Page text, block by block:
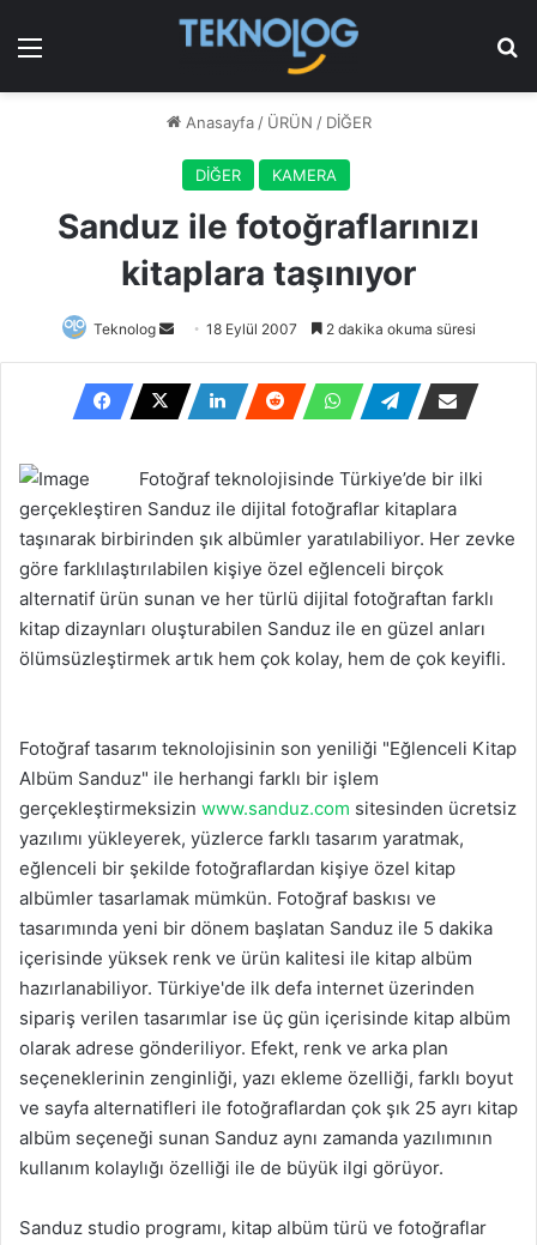
Menü
Anasayfa / ÜRÜN / DİĞER
DİĞER KAMERA
Sanduz ile fotoğraflarınızı
kitaplara taşınıyor
Teknolog
Bir
posta
göndermek
18 Eylül 2007 2 dakika okuma süresi
Fotoğraf teknolojisinde Türkiye’de bir ilki
gerçekleştiren Sanduz ile dijital fotoğraflar kitaplara
taşınarak birbirinden şık albümler yaratılabiliyor. Her zevke
göre farklılaştırılabilen kişiye özel eğlenceli birçok
alternatif ürün sunan ve her türlü dijital fotoğraftan farklı
kitap dizaynları oluşturabilen Sanduz ile en güzel anları
ölümsüzleştirmek artık hem çok kolay, hem de çok keyifli.
Fotoğraf tasarım teknolojisinin son yeniliği "Eğlenceli Kitap
Albüm Sanduz" ile herhangi farklı bir işlem
gerçekleştirmeksizin www.sanduz.com sitesinden ücretsiz
yazılımı yükleyerek, yüzlerce farklı tasarım yaratmak,
eğlenceli bir şekilde fotoğraflardan kişiye özel kitap
albümler tasarlamak mümkün. Fotoğraf baskısı ve
tasarımında yeni bir dönem başlatan Sanduz ile 5 dakika
içerisinde yüksek renk ve ürün kalitesi ile kitap albüm
hazırlanabiliyor. Türkiye'de ilk defa internet üzerinden
sipariş verilen tasarımlar ise üç gün içerisinde kitap albüm
olarak adrese gönderiliyor. Efekt, renk ve arka plan
seçeneklerinin zenginliği, yazı ekleme özelliği, farklı boyut
ve sayfa alternatifleri ile fotoğraflardan çok şık 25 ayrı kitap
albüm seçeneği sunan Sanduz aynı zamanda yazılımının
kullanım kolaylığı özelliği ile de büyük ilgi görüyor.
Sanduz studio programı, kitap albüm türü ve fotoğraflar